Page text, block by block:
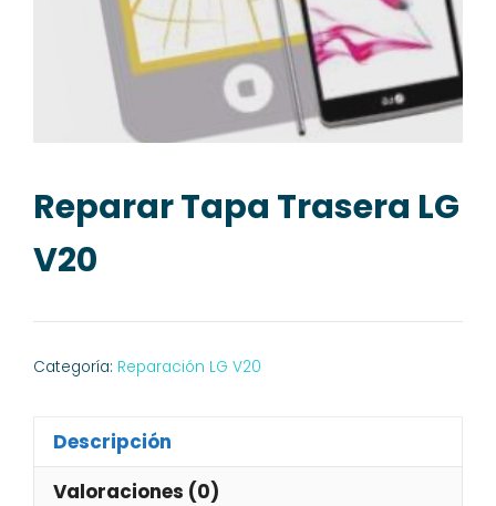
Reparar Tapa Trasera LG
V20
Categoría: Reparación LG V20
Descripción
Valoraciones (0)